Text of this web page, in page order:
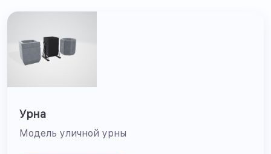
Урна
Модель уличной урны